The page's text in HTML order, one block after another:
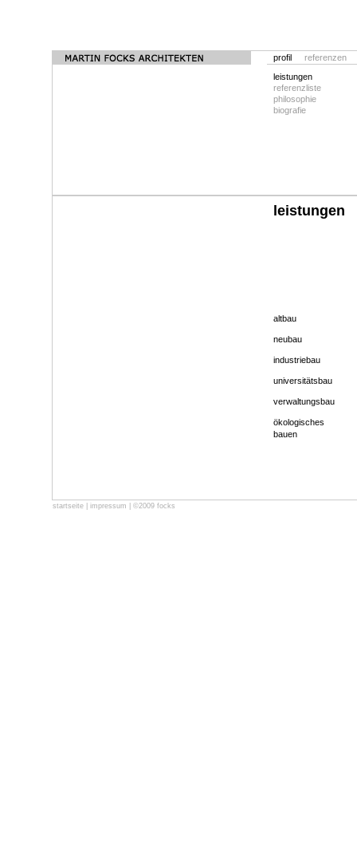
profil
leistungen
referenzliste
philosophie
biografie
referenzen
leistungen
altbau
neubau
industriebau
universitätsbau
verwaltungsbau
ökologisches
bauen
startseite| impressum | ©2009 focks